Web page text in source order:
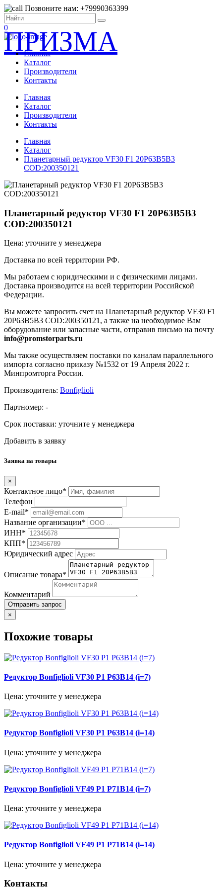
Позвоните нам: +79990363399
0
ПРИЗМА
Главная
Каталог
Производители
Контакты
Главная
Каталог
Производители
Контакты
Главная
Каталог
Планетарный редуктор VF30 F1 20P63B5B3
COD:200350121
Планетарный редуктор VF30 F1 20P63B5B3
COD:200350121
Цена: уточните у менеджера
Доставка по всей территории РФ.
Мы работаем с юридическими и с физическими лицами.
Доставка производится на всей территории Российской
Федерации.
Вы можете запросить счет на Планетарный редуктор VF30 F1
20P63B5B3 COD:200350121, а также на необходимое Вам
оборудование или запасные части, отправив письмо на почту
info@promstorparts.ru
Мы также осуществляем поставки по каналам параллельного
импорта согласно приказу №1532 от 19 Апреля 2022 г.
Минпромторга России.
Производитель: Bonfiglioli
Партномер: -
Срок поставки: уточните у менеджера
Добавить в заявку
Заявка на товары
×
Контактное лицо*
Телефон
E-mail*
Название организации*
ИНН*
КПП*
Юридический адрес
Описание товара*
Комментарий
Отправить запрос
×
Похожие товары
Редуктор Bonfiglioli VF30 P1 P63B14 (i=7)
Цена: уточните у менеджера
Редуктор Bonfiglioli VF30 P1 P63B14 (i=14)
Цена: уточните у менеджера
Редуктор Bonfiglioli VF49 P1 P71B14 (i=7)
Цена: уточните у менеджера
Редуктор Bonfiglioli VF49 P1 P71B14 (i=14)
Цена: уточните у менеджера
Контакты